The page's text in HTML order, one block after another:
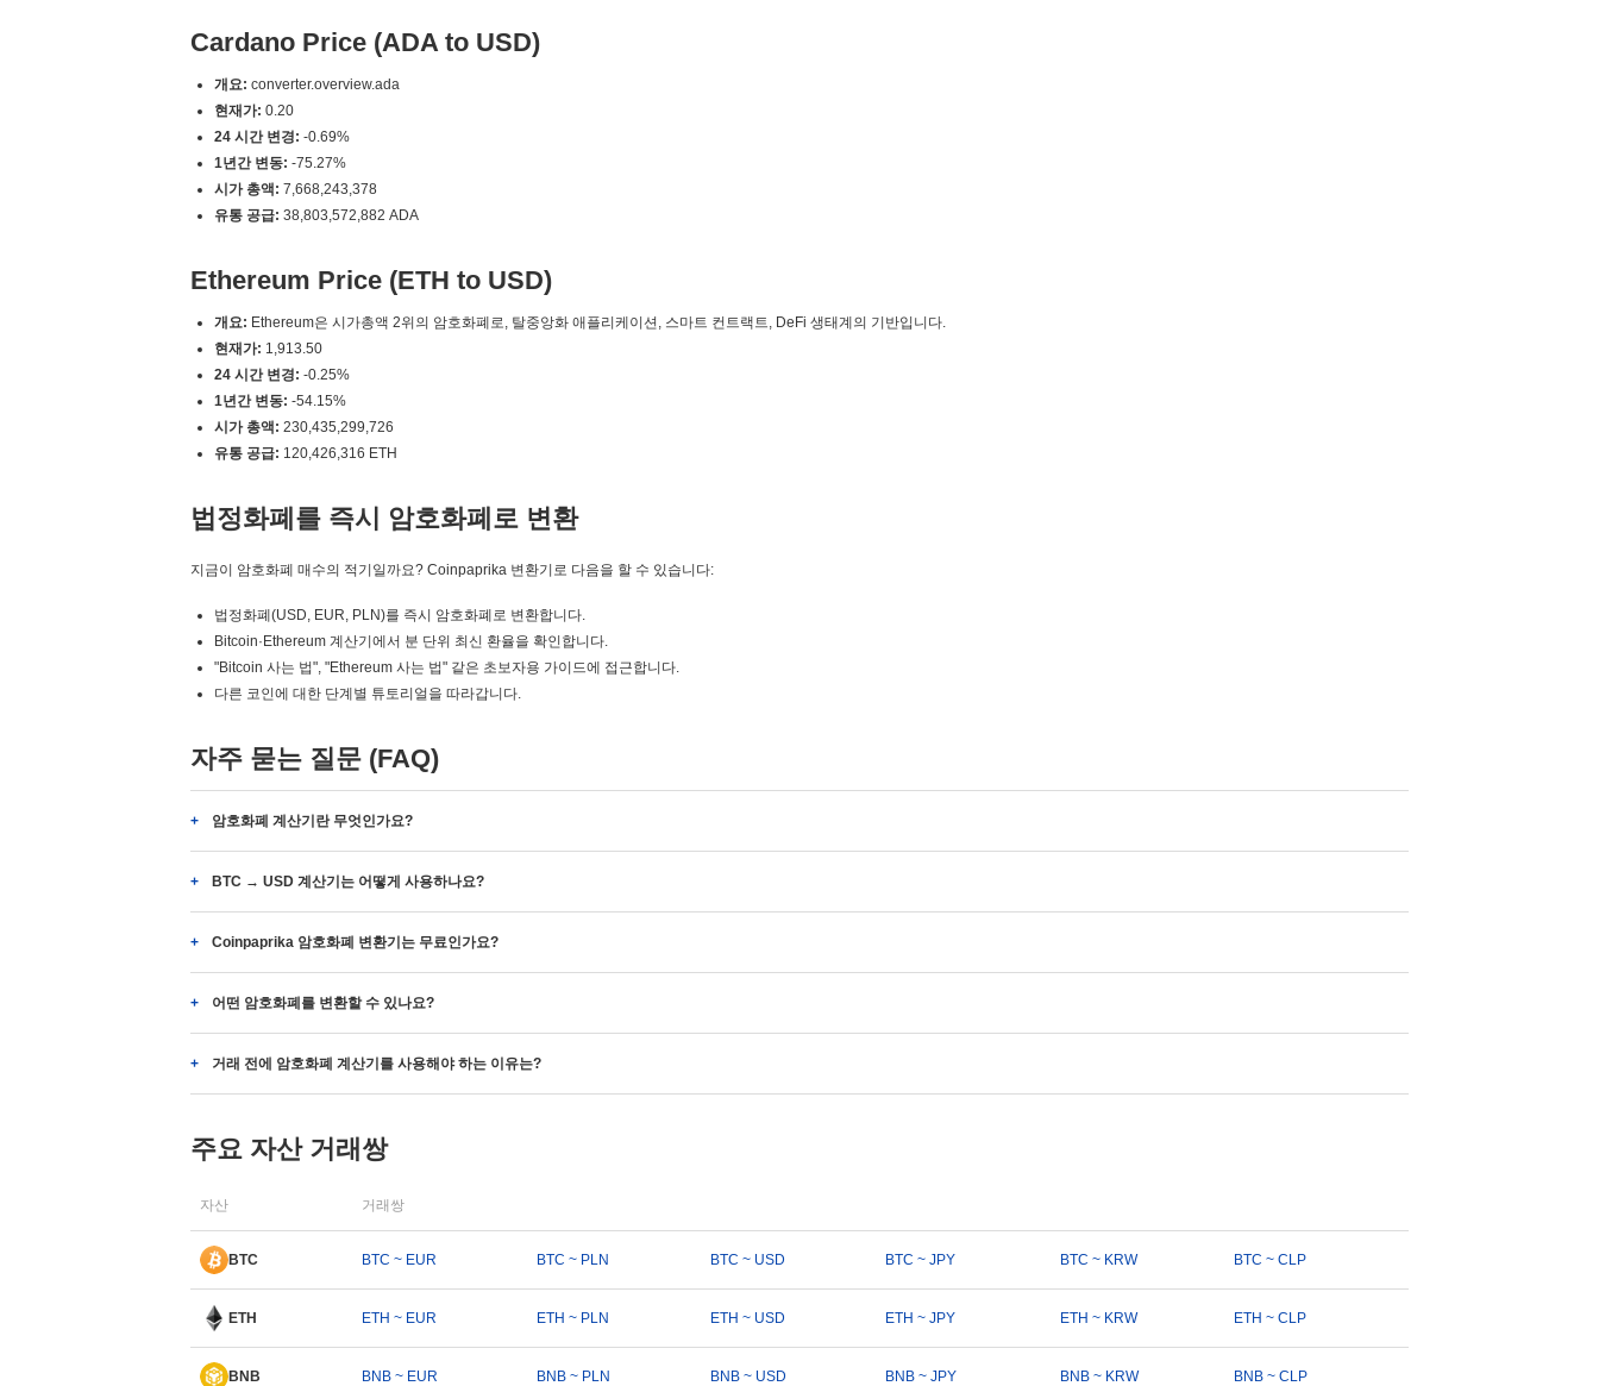
Cardano Price (ADA to USD)
개요: converter.overview.ada
현재가: 0.20
24 시간 변경: -0.69%
1년간 변동: -75.27%
시가 총액: 7,668,243,378
유통 공급: 38,803,572,882 ADA
Ethereum Price (ETH to USD)
개요: Ethereum은 시가총액 2위의 암호화폐로, 탈중앙화 애플리케이션, 스마트 컨트랙트, DeFi 생태계의 기반입니다.
현재가: 1,913.50
24 시간 변경: -0.25%
1년간 변동: -54.15%
시가 총액: 230,435,299,726
유통 공급: 120,426,316 ETH
법정화폐를 즉시 암호화폐로 변환
지금이 암호화폐 매수의 적기일까요? Coinpaprika 변환기로 다음을 할 수 있습니다:
법정화폐(USD, EUR, PLN)를 즉시 암호화폐로 변환합니다.
Bitcoin·Ethereum 계산기에서 분 단위 최신 환율을 확인합니다.
"Bitcoin 사는 법", "Ethereum 사는 법" 같은 초보자용 가이드에 접근합니다.
다른 코인에 대한 단계별 튜토리얼을 따라갑니다.
자주 묻는 질문 (FAQ)
암호화폐 계산기란 무엇인가요?
BTC → USD 계산기는 어떻게 사용하나요?
Coinpaprika 암호화폐 변환기는 무료인가요?
어떤 암호화폐를 변환할 수 있나요?
거래 전에 암호화폐 계산기를 사용해야 하는 이유는?
주요 자산 거래쌍
자산 거래쌍
BTC BTC ~ EUR BTC ~ PLN BTC ~ USD BTC ~ JPY BTC ~ KRW BTC ~ CLP
ETH ETH ~ EUR ETH ~ PLN ETH ~ USD ETH ~ JPY ETH ~ KRW ETH ~ CLP
BNB BNB ~ EUR BNB ~ PLN BNB ~ USD BNB ~ JPY BNB ~ KRW BNB ~ CLP